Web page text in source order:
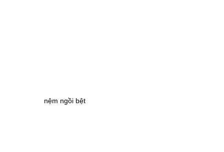
nệm ngồi bệt